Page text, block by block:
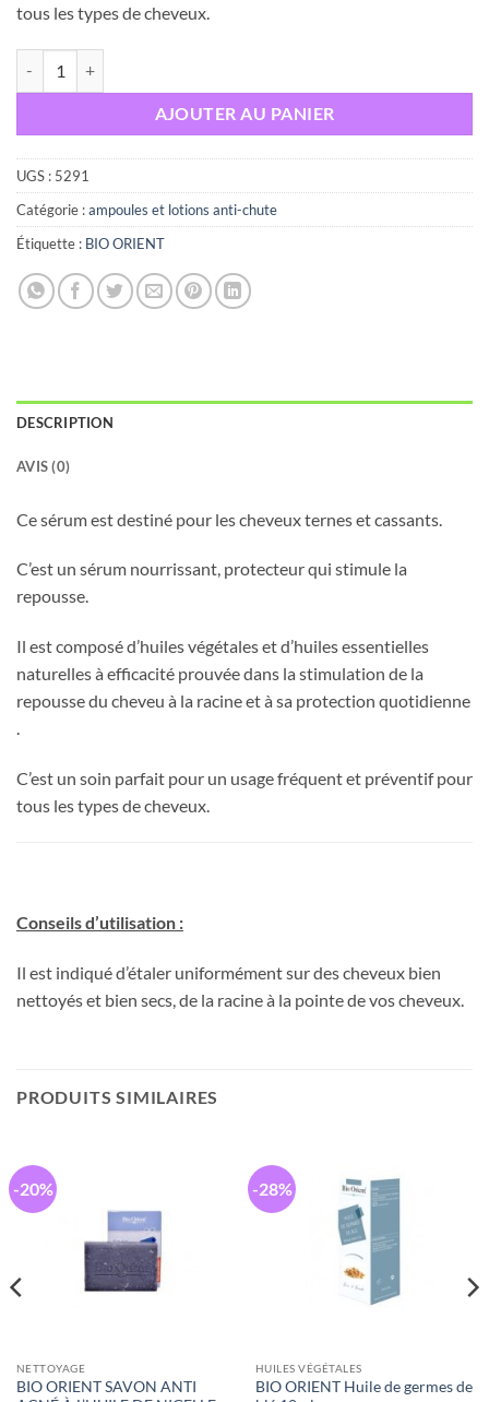
tous les types de cheveux.
AJOUTER AU PANIER
UGS : 5291
Catégorie :ampoules et lotions anti-chute
Étiquette : BIO ORIENT
DESCRIPTION
AVIS (0)
Ce sérum est destiné pour les cheveux ternes et cassants.
C’est un sérum nourrissant, protecteur qui stimule la
repousse.
Il est composé d’huiles végétales et d’huiles essentielles
naturelles à efficacité prouvée dans la stimulation de la
repousse du cheveu à la racine et à sa protection quotidienne
.
C’est un soin parfait pour un usage fréquent et préventif pour
tous les types de cheveux.
Conseils d’utilisation :
Il est indiqué d’étaler uniformément sur des cheveux bien
nettoyés et bien secs, de la racine à la pointe de vos cheveux.
PRODUITS SIMILAIRES
-20%
NETTOYAGE
BIO ORIENT SAVON ANTI
-28%
HUILES VÉGÉTALES
BIO ORIENT Huile de germes de